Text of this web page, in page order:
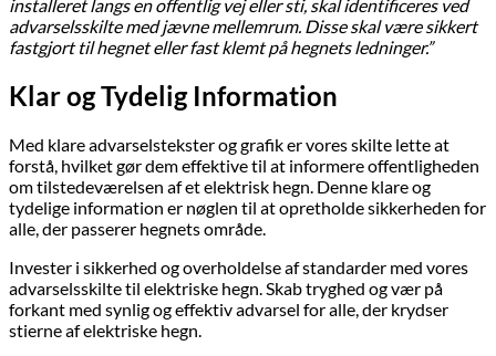
installeret langs en offentlig vej eller sti, skal identificeres ved
advarselsskilte med jævne mellemrum. Disse skal være sikkert
fastgjort til hegnet eller fast klemt på hegnets ledninger.”
Klar og Tydelig Information
Med klare advarselstekster og grafik er vores skilte lette at
forstå, hvilket gør dem effektive til at informere offentligheden
om tilstedeværelsen af et elektrisk hegn. Denne klare og
tydelige information er nøglen til at opretholde sikkerheden for
alle, der passerer hegnets område.
Invester i sikkerhed og overholdelse af standarder med vores
advarselsskilte til elektriske hegn. Skab tryghed og vær på
forkant med synlig og effektiv advarsel for alle, der krydser
stierne af elektriske hegn.